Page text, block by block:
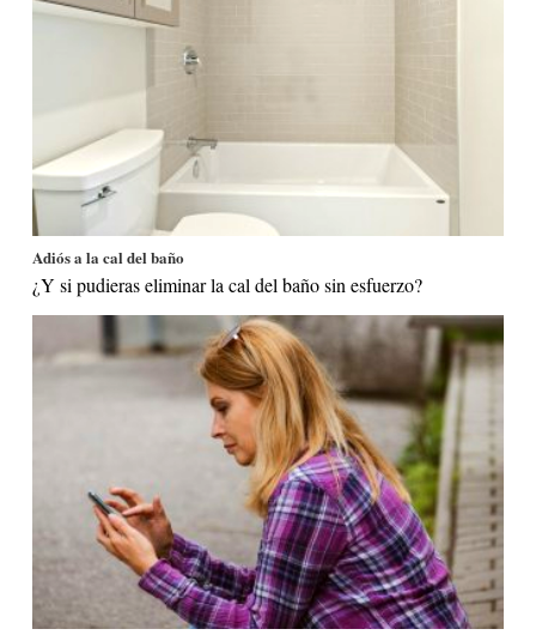
Adiós a la cal del baño
¿Y si pudieras eliminar la cal del baño sin esfuerzo?